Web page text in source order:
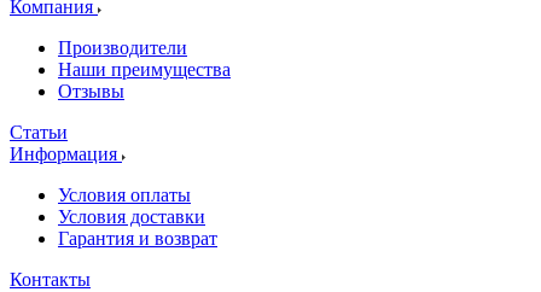
Компания
Производители
Наши преимущества
Отзывы
Статьи
Информация
Условия оплаты
Условия доставки
Гарантия и возврат
Контакты